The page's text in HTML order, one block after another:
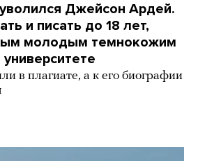
Джейсон Ардей.
и писать до 18 лет,
молодым темнокожим
в плагиате, а к его биографии